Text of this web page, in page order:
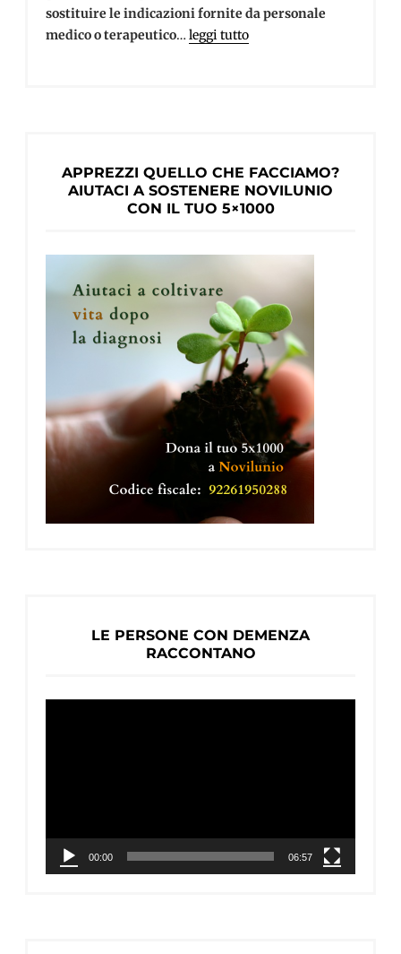
sostituire le indicazioni fornite da personale
medico o terapeutico…leggi tutto
APPREZZI QUELLO CHE FACCIAMO?
AIUTACI A SOSTENERE NOVILUNIO
CON IL TUO 5×1000
LE PERSONE CON DEMENZA
RACCONTANO
00:00 06:57